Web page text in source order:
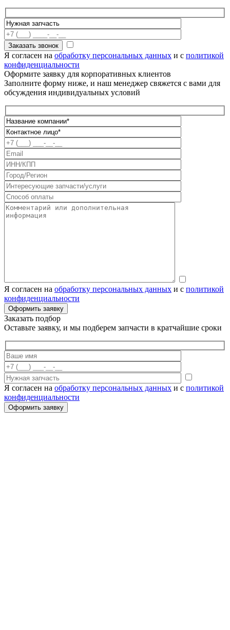
Я согласен на обработку персональных данных и с политикой
конфиденциальности
Оформите заявку для корпоративных клиентов
Заполните форму ниже, и наш менеджер свяжется с вами для
обсуждения индивидуальных условий
Я согласен на обработку персональных данных и с политикой
конфиденциальности
Заказать подбор
Оставьте заявку, и мы подберем запчасти в кратчайшие сроки
Я согласен на обработку персональных данных и с политикой
конфиденциальности